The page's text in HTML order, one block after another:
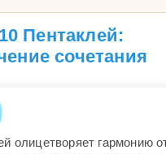
Пентаклей:
сочетания
олицетворяет гармонию